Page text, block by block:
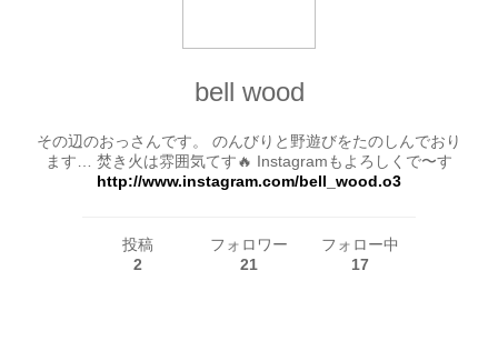
bell wood
その辺のおっさんです。 のんびりと野遊びをたのしんでおり
ます… 焚き火は雰囲気てす🔥 Instagramもよろしくで〜す
http://www.instagram.com/bell_wood.o3
投稿
2
フォロワー
21
フォロー中
17